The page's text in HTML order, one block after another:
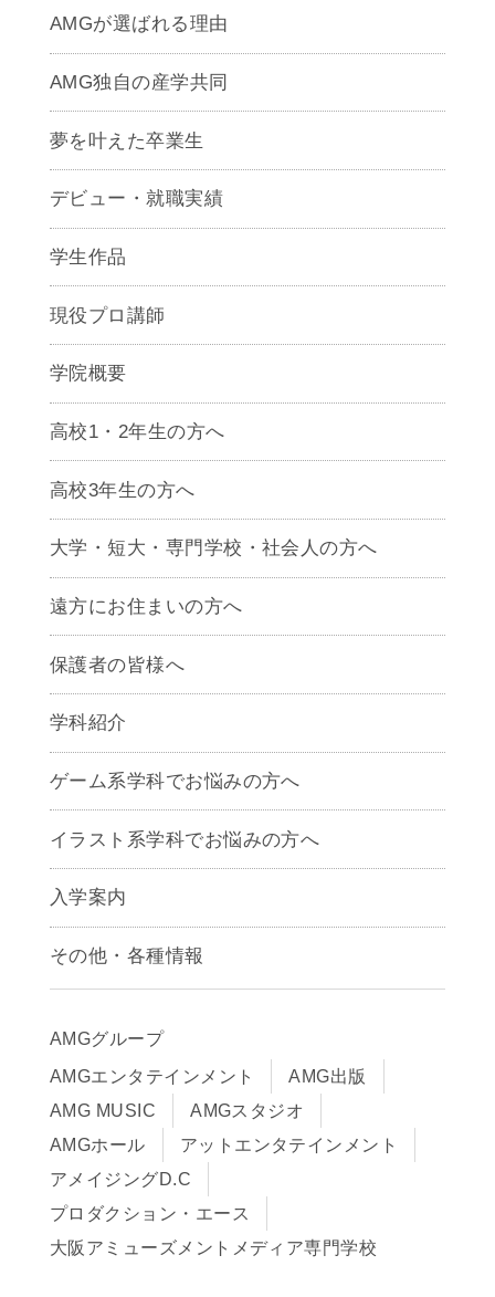
AMGが選ばれる理由
AMG独自の産学共同
夢を叶えた卒業生
デビュー・就職実績
学生作品
現役プロ講師
学院概要
高校1・2年生の方へ
高校3年生の方へ
大学・短大・専門学校・社会人の方へ
遠方にお住まいの方へ
保護者の皆様へ
学科紹介
ゲームクリエイター学科
CG学科
アニメーション学科
声優学科
ゲーム系学科でお悩みの方へ
イラスト系学科でお悩みの方へ
入学案内
募集要項
早期出願制度・AOエントリー
入学までの流れ
学費サポート・各種制度
学費について
Q&A
その他・各種情報
アクセス
サイトポリシー
在校生・保護者の方へ
卒業生の皆様へ
AMGグループ
AMGエンタテインメント
AMG出版
AMG MUSIC
AMGスタジオ
AMGホール
アットエンタテインメント
アメイジングD.C
プロダクション・エース
大阪アミューズメントメディア専門学校